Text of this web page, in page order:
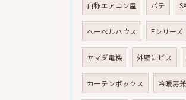
自称エアコン屋 パテ
へーベルハウス Eシリーズ
ヤマダ電機 外壁にビス
カーテンボックス 冷暖房